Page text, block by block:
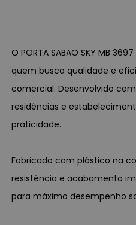
O PORTA SABAO SKY MB
quem busca qualidade e
comercial. Desenvolvido
residências e
praticidade.
Fabricado com plástico na
resistência e acabamento
para máximo desempenho